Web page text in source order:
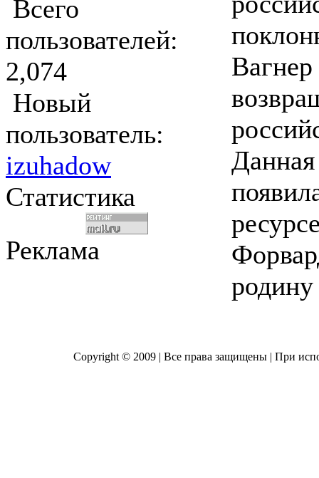
Всего
пользователей:
2,074
Новый
пользователь:
izuhadow
Статистика
Реклама
родину
Copyright © 2009 | Все права защищены | При